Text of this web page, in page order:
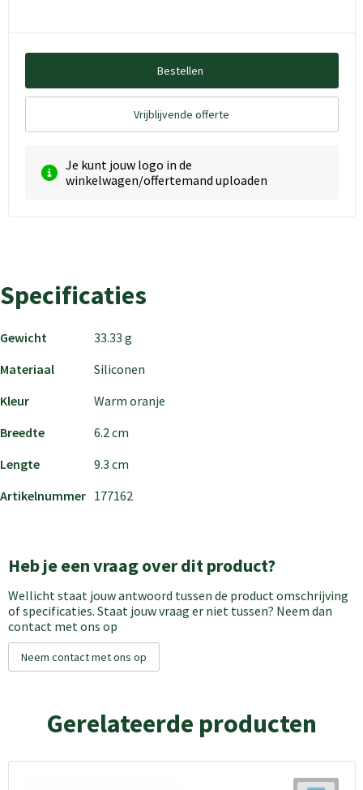
Bestellen
Vrijblijvende offerte
Je kunt jouw logo in de
winkelwagen/offertemand uploaden
Specificaties
Gewicht
33.33 g
Materiaal
Siliconen
Kleur
Warm oranje
Breedte
6.2 cm
Lengte
9.3 cm
Artikelnummer 177162
Heb je een vraag over dit product?
Wellicht staat jouw antwoord tussen de product omschrijving
of specificaties. Staat jouw vraag er niet tussen? Neem dan
contact met ons op
Neem contact met ons op
Gerelateerde producten